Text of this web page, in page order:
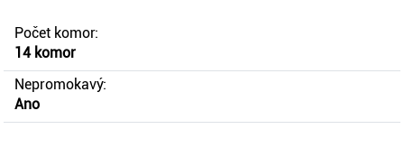
Počet komor:
14 komor
Nepromokavý:
Ano